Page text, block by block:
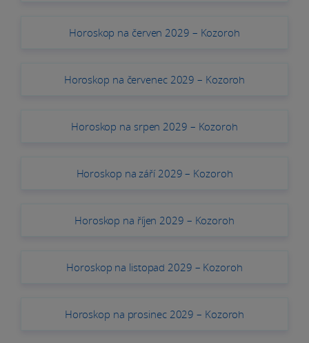
Horoskop na červen 2029 – Kozoroh
Horoskop na červenec 2029 – Kozoroh
Horoskop na srpen 2029 – Kozoroh
Horoskop na září 2029 – Kozoroh
Horoskop na říjen 2029 – Kozoroh
Horoskop na listopad 2029 – Kozoroh
Horoskop na prosinec 2029 – Kozoroh